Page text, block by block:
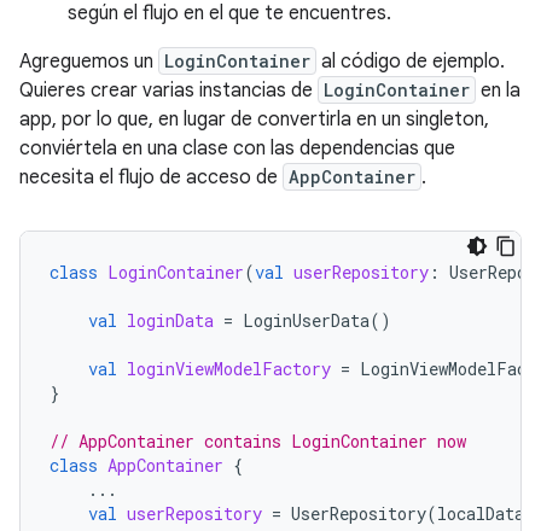
según el flujo en el que te encuentres.
Agreguemos un LoginContainer al código de ejemplo.
Quieres crear varias instancias de LoginContainer en la
app, por lo que, en lugar de convertirla en un singleton,
conviértela en una clase con las dependencias que
necesita el flujo de acceso de AppContainer .
class LoginContainer(val userRepository :
val loginData = LoginUserData()
val loginViewModelFactory =
}
// AppContainer contains LoginContainer now
class AppContainer {
...
val userRepository = UserRepository(